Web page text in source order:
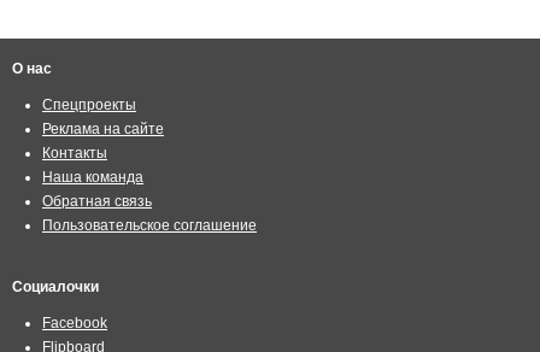
О нас
Спецпроекты
Реклама на сайте
Контакты
Наша команда
Обратная связь
Пользовательское соглашение
Социалочки
Facebook
Flipboard